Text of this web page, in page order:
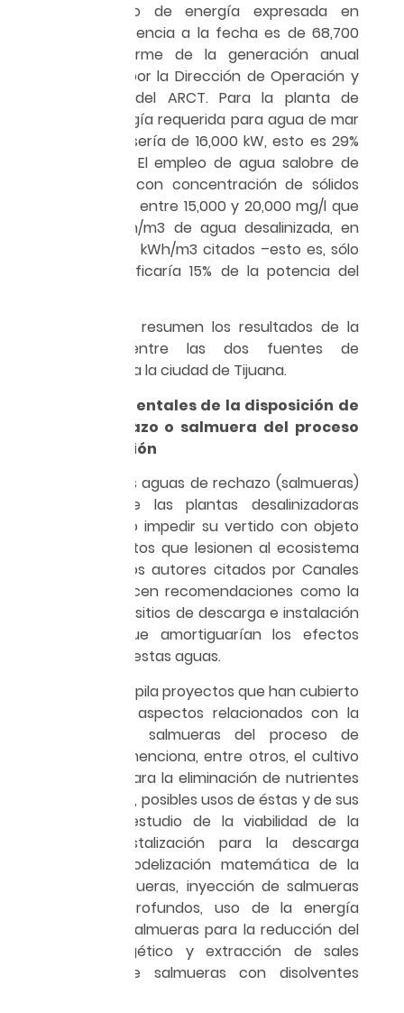
El requerimiento de energía expresada en
términos de potencia a la fecha es de 68,700
kW, según informe de la generación anual
proporcionado por la Dirección de Operación y
Mantenimiento del ARCT. Para la planta de
Rosarito, la energía requerida para agua de mar
de 35,000 mg/l sería de 16,000 kW, esto es 29%
de la del ARCT. El empleo de agua salobre de
pozos playeros con concentración de sólidos
totales disueltos entre 15,000 y 20,000 mg/l que
requiere 1.6 kWh/m3 de agua desalinizada, en
lugar de los 3.07 kWh/m3 citados –esto es, sólo
8,300 kW–, significaría 15% de la potencia del
En la tabla 1 se resumen los resultados de la
comparación entre las dos fuentes de
abastecimiento a la ciudad de Tijuana.
Aspectos ambientales de la disposición de
agua de rechazo o salmuera del proceso
de desalinización
La gestión de las aguas de rechazo (salmueras)
procedentes de las plantas desalinizadoras
implica regular o impedir su vertido con objeto
de evitar impactos que lesionen al ecosistema
receptor. Algunos autores citados por Canales
et al. (2020) hacen recomendaciones como la
selección de los sitios de descarga e instalación
de emisores que amortiguarían los efectos
provocados por estas aguas.
Zarzo (2017) compila proyectos que han cubierto
muchos de los aspectos relacionados con la
gestión de las salmueras del proceso de
desalinización; menciona, entre otros, el cultivo
de microalgas para la eliminación de nutrientes
en las salmueras, posibles usos de éstas y de sus
subproductos, estudio de la viabilidad de la
evaporación-cristalización para la descarga
líquida cero, modelización matemática de la
dilución de salmueras, inyección de salmueras
en acuíferos profundos, uso de la energía
residual de las salmueras para la reducción del
consumo energético y extracción de sales
procedentes de salmueras con disolventes